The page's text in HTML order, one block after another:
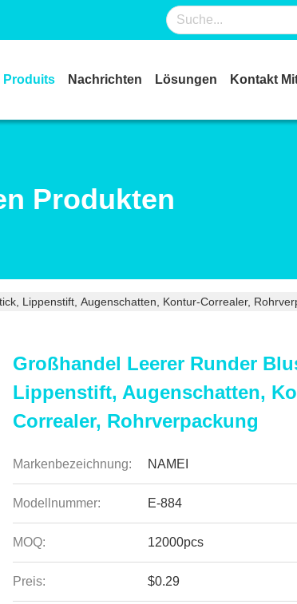
Produits Nachrichten Lösungen Kontakt
Produkten
Lippenstift, Augenschatten, Kontur-Correaler,
Großhandel Leerer Runder
Lippenstift, Augenschatten,
Correaler, Rohrverpackung
Markenbezeichnung: NAMEI
Modellnummer: E-884
MOQ: 12000pcs
Preis: $0.29